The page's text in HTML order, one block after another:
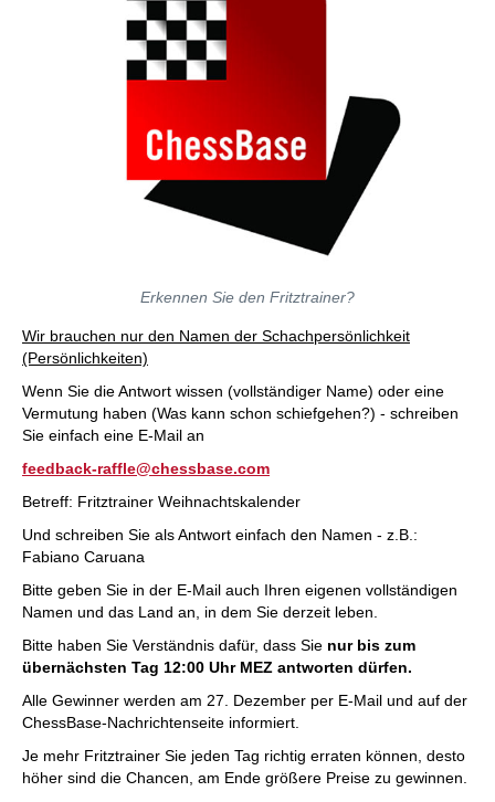
Erkennen Sie den Fritztrainer?
Wir brauchen nur den Namen der Schachpersönlichkeit
(Persönlichkeiten)
Wenn Sie die Antwort wissen (vollständiger Name) oder eine
Vermutung haben (Was kann schon schiefgehen?) - schreiben
Sie einfach eine E-Mail an
feedback-raffle@chessbase.com
Betreff: Fritztrainer Weihnachtskalender
Und schreiben Sie als Antwort einfach den Namen - z.B.:
Fabiano Caruana
Bitte geben Sie in der E-Mail auch Ihren eigenen vollständigen
Namen und das Land an, in dem Sie derzeit leben.
Bitte haben Sie Verständnis dafür, dass Sie nur bis zum
übernächsten Tag 12:00 Uhr MEZ antworten dürfen.
Alle Gewinner werden am 27. Dezember per E-Mail und auf der
ChessBase-Nachrichtenseite informiert.
Je mehr Fritztrainer Sie jeden Tag richtig erraten können, desto
höher sind die Chancen, am Ende größere Preise zu gewinnen.